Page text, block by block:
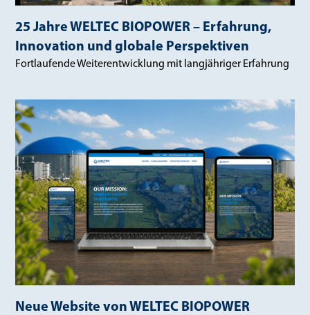
25 Jahre WELTEC BIOPOWER – Erfahrung,
Innovation und globale Perspektiven
Fortlaufende Weiterentwicklung mit langjähriger Erfahrung
Neue Website von WELTEC BIOPOWER